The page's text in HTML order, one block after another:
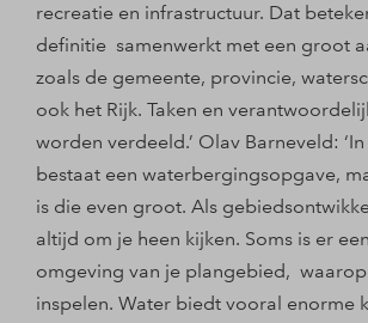
recreatie en infrastructuur. Dat
definitie samenwerkt met een groot
zoals de gemeente, provincie,
ook het Rijk. Taken en
worden verdeeld.’ Olav Barneveld:
bestaat een waterbergingsopgave,
is die even groot. Als
altijd om je heen kijken. Soms is er
omgeving van je plangebied,
inspelen. Water biedt vooral enorme